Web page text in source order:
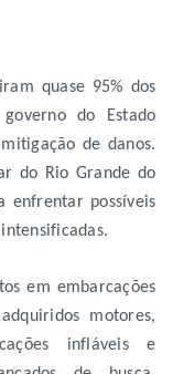
quase 95% dos
do Estado
de danos.
do Rio Grande do
enfrentar possíveis
em embarcações
motores,
infláveis e